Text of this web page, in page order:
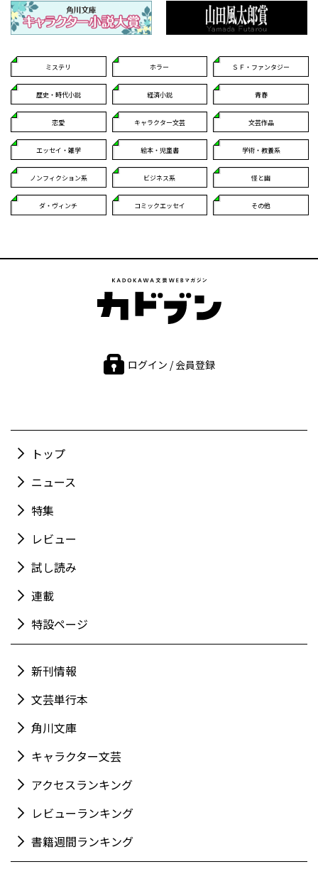
ミステリ ホラー ＳＦ・ファンタジー
歴史・時代小説 経済小説 青春
恋愛 キャラクター文芸 文芸作品
エッセイ・雑学 絵本・児童書 学術・教養系
ノンフィクション系 ビジネス系 怪と幽
ダ・ヴィンチ コミックエッセイ その他
ログイン / 会員登録
トップ
ニュース
特集
レビュー
試し読み
連載
特設ページ
新刊情報
文芸単行本
角川文庫
キャラクター文芸
アクセスランキング
レビューランキング
書籍週間ランキング